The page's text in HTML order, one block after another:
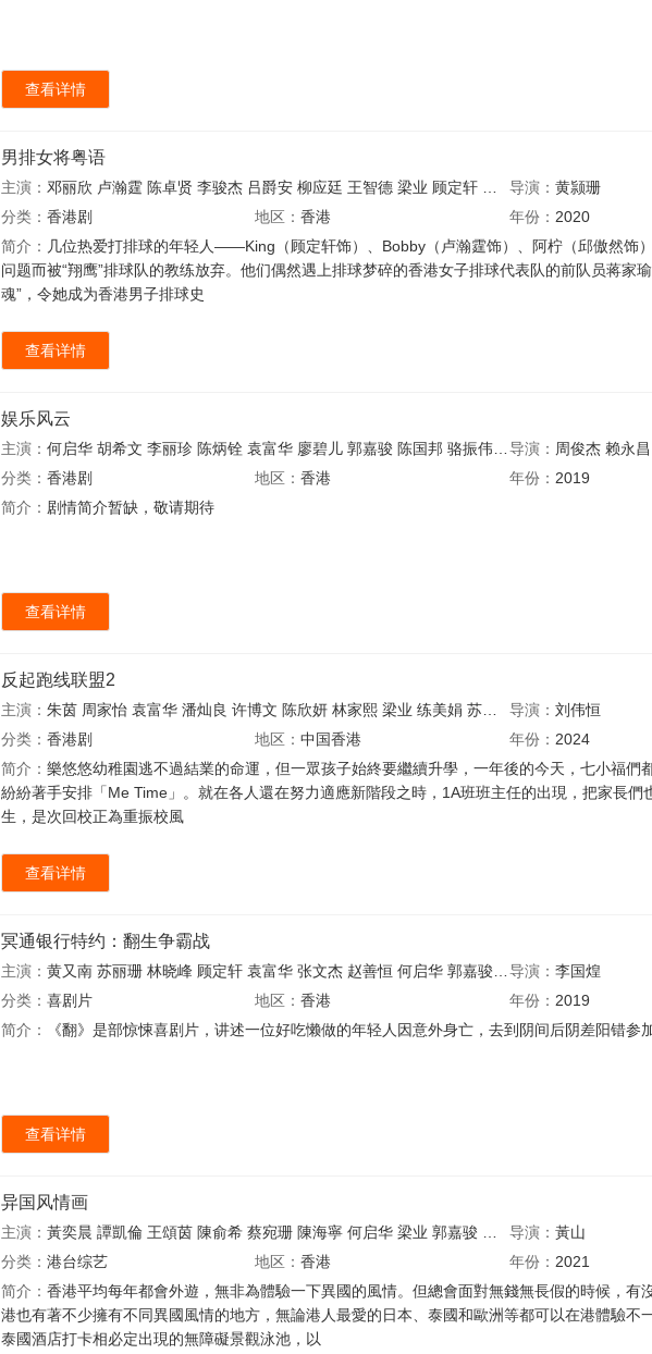
查看详情
男排女将粤语
主演： 邓丽欣 卢瀚霆 陈卓贤 李骏杰 吕爵安 柳应廷 王智德 梁业 顾定轩 陈宇琛 余洁滢 张丹蕾
导演： 黄颕珊
分类： 香港剧 地区：香港 年份： 2020
简介： 几位热爱打排球的年轻人——King（顾定轩饰）、Bobby（卢瀚霆饰）、阿柠（邱傲然饰
问题而被“翔鹰”排球队的教练放弃。他们偶然遇上排球梦碎的香港女子排球代表队的前队员蒋家
魂”，令她成为香港男子排球史
查看详情
娱乐风云
主演： 何启华 胡希文 李丽珍 陈炳铨 袁富华 廖碧儿 郭嘉骏 陈国邦 骆振伟 陈凯咏 徐肇平 黃奕晨
导演： 周俊杰 赖永昌
分类： 香港剧 地区：香港 年份： 2019
简介： 剧情简介暂缺，敬请期待
查看详情
反起跑线联盟2
主演： 朱茵 周家怡 袁富华 潘灿良 许博文 陈欣妍 林家熙 梁业 练美娟 苏皓儿 薜國斌 李炘頤
导演： 刘伟恒
分类： 香港剧 地区：中国香港 年份： 2024
简介： 樂悠悠幼稚園逃不過結業的命運，但一眾孩子始終要繼續升學，一年後的今天，七小福
紛紛著手安排「Me Time」。就在各人還在努力適應新階段之時，1A班班主任的出現，把家長
生，是次回校正為重振校風
查看详情
冥通银行特约：翻生争霸战
主演： 黄又南 苏丽珊 林晓峰 顾定轩 袁富华 张文杰 赵善恒 何启华 郭嘉骏 梁业 吴保锜 叶晨曦
导演： 李国煌
分类： 喜剧片 地区：香港 年份： 2019
简介：
《翻》是部惊悚喜剧片，讲述一位好吃懒做的年轻人因意外身亡，去到阴间后阴差阳错参
查看详情
异国风情画
主演： 黃奕晨 譚凱倫 王頌茵 陳俞希 蔡宛珊 陳海寧 何启华 梁业 郭嘉骏 吴保锜导演： 黃山
分类： 港台综艺 地区：香港 年份： 2021
简介： 香港平均每年都會外遊，無非為體驗⼀下異國的風情。但總會⾯對無錢無長假的時候，有
港也有著不少擁有不同異國風情的地方，無論港人最愛的日本、泰國和歐洲等都可以在港體驗不
泰國酒店打卡相必定出現的無障礙景觀泳池，以